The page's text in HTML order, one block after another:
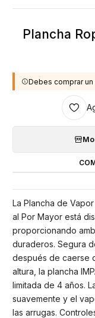
Plancha
Debes comprar
La Plancha de Vapor
al Por Mayor está
proporcionando
duraderos. Segura
después de caerse
altura, la plancha
limitada de 4 años.
suavemente y el
las arrugas.